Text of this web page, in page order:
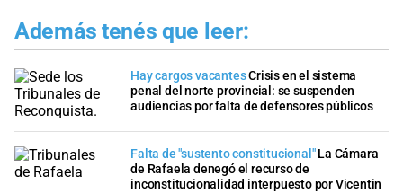
Además tenés que leer:
Hay cargos vacantesCrisis en el sistema
penal del norte provincial: se suspenden
audiencias por falta de defensores públicos
Falta de "sustento constitucional" La Cámara
de Rafaela denegó el recurso de
inconstitucionalidad interpuesto por Vicentin